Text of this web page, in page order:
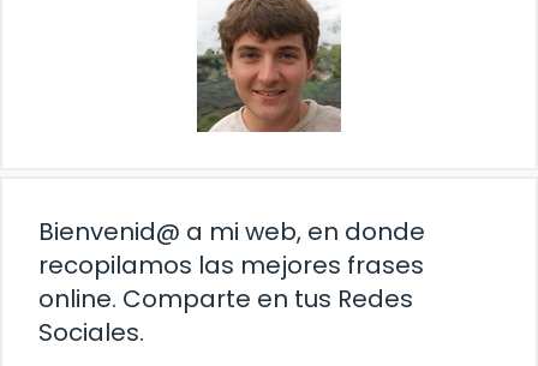
Bienvenid@ a mi web, en donde
recopilamos las mejores frases
online. Comparte en tus Redes
Sociales.